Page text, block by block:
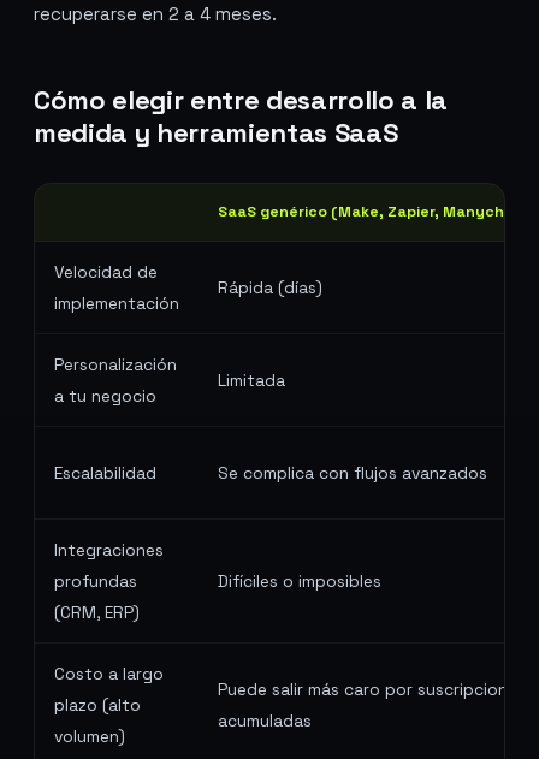
recuperarse en 2 a 4 meses.
Cómo elegir entre desarrollo a la
medida y herramientas SaaS
SaaS genérico (Make, Zapier, Manychat)
Velocidad de
implementación
Rápida (días)
Personalización
a tu negocio
Limitada
Escalabilidad Se complica con flujos avanzados
Integraciones
profundas
(CRM, ERP)
Difíciles o imposibles
Costo a largo
plazo (alto
volumen)
Puede salir más caro por suscripciones
acumuladas